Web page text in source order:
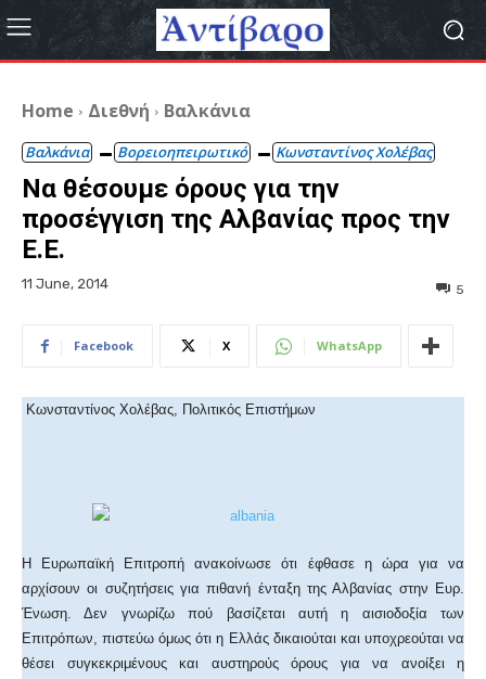
Home Διεθνή Βαλκάνια
Βαλκάνια Βορειοηπειρωτικό Κωνσταντίνος Χολέβας
Να θέσουμε όρους για την
προσέγγιση της Αλβανίας προς την
Ε.Ε.
11 June, 2014 5
Facebook X WhatsApp
Κωνσταντίνος Χολέβας, Πολιτικός Επιστήμων
Η Ευρωπαϊκή Επιτροπή ανακοίνωσε ότι έφθασε η ώρα για να
αρχίσουν οι συζητήσεις για πιθανή ένταξη της Αλβανίας στην Ευρ.
Ένωση. Δεν γνωρίζω πού βασίζεται αυτή η αισιοδοξία των
Επιτρόπων, πιστεύω όμως ότι η Ελλάς δικαιούται και υποχρεούται να
θέσει συγκεκριμένους και αυστηρούς όρους για να ανοίξει η